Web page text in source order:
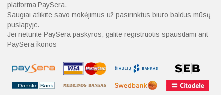
platforma PaySera.
Saugiai atlikite savo mokėjimus už pasirinktus biuro baldus mūsų
puslapyje.
Jei neturite PaySera paskyros, galite registruotis spausdami ant
PaySera ikonos